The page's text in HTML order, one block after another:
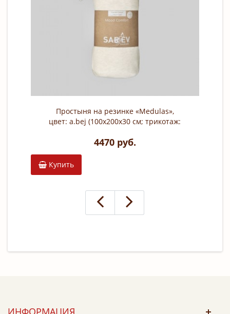
Простыня на резинке «Medulas»,
цвет: a.bej (100х200х30 см; трикотаж:
4470 руб.
Купить
ИНФОРМАЦИЯ